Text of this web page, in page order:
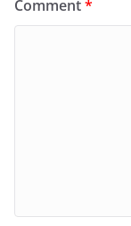
Comment*